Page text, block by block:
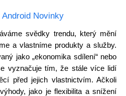
Android Novinky
svědky trendu, který mění
a vlastníme produkty a služby.
jako „ekonomika sdílení“ nebo
vyznačuje tím, že stále více lidí
před jejich vlastnictvím. Ačkoli
jako je flexibilita a snížení